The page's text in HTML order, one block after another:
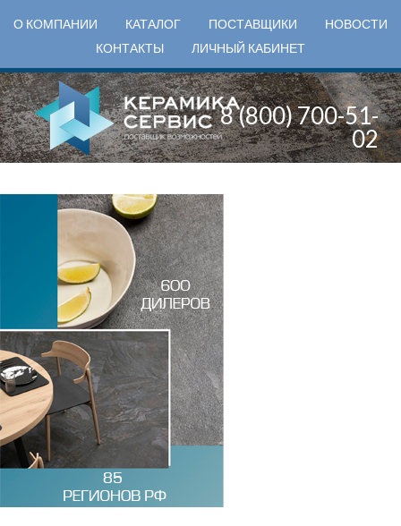
О КОМПАНИИ КАТАЛОГ ПОСТАВЩИКИ
НОВОСТИ
КОНТАКТЫ
ЛИЧНЫЙ КАБИНЕТ
8 (800) 700-51-
02